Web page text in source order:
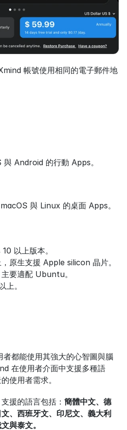
帳號使用相同的電子郵件地
Android 的行動 Apps。
與 Linux 的桌面 Apps。
以上版本。
原生支援 Apple silicon 晶片。
要適配 Ubuntu。
上。
都能使用其強大的心智圖與腦
在使用者介面中支援多種語
使用者需求。
援的語言包括： 簡體中文、德
、西班牙文、印尼文、義大利
與泰文。